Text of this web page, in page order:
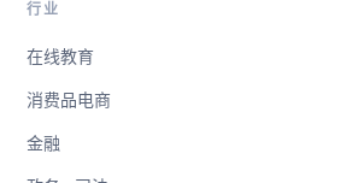
行业
在线教育
消费品电商
金融